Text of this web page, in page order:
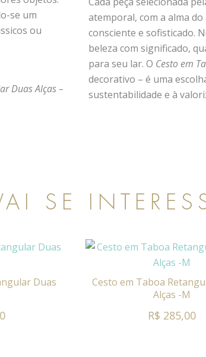
se um
ou
Duas Alças –
atemporal, com a alma
consciente e sofisticado.
beleza com significado,
para seu lar. O Cesto em
decorativo – é uma
sustentabilidade e à
SE
Duas
Cesto em Taboa
Alças -M
R$ 285,00